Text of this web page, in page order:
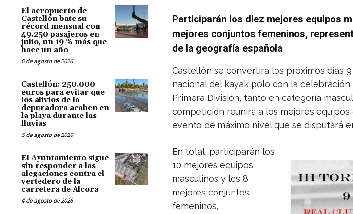
El aeropuerto de
Castellón bate su
récord mensual con
49.250 pasajeros en
julio, un 19 % más que
hace un año
6 de agosto de 2026
Castellón: 250.000
euros para evitar que
los alivios de la
depuradora acaben en
la playa durante las
lluvias
5 de agosto de 2026
El Ayuntamiento sigue
sin responder a las
alegaciones contra el
vertedero de la
carretera de Alcora
4 de agosto de 2026
Participarán los diez mejores equipos
mejores conjuntos femeninos,
de la geografía española
Castellón se convertirá los próximos días
nacional del kayak polo con la
Primera División, tanto en categoría
competición reunirá a los mejores equipos
evento de máximo nivel que se disputará
En total, participarán los
10 mejores equipos
masculinos y los 8
mejores conjuntos
femeninos,